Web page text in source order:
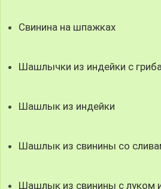
Свинина на шпажках
Шашлычки из индейки с
Шашлык из индейки
Шашлык из свинины со
Шашлык из свинины с луком